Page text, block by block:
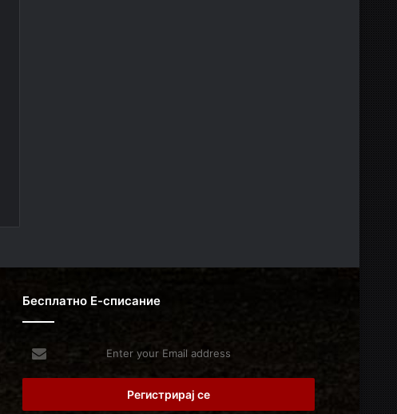
Бесплатно Е-списание
Enter
your
Email